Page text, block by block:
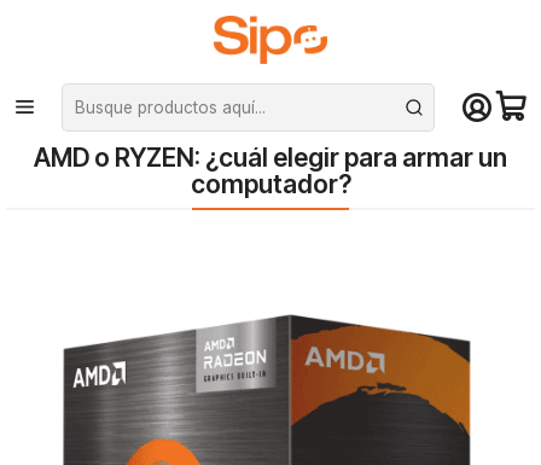
¡Compra hasta mediodía y recibe hoy! De lunes a sábado en el gran
Santiago. Envío gratis desde $29.990
Blog AMD o RYZEN: ¿cuál elegir para armar un computador?
AMD o RYZEN: ¿cuál elegir para armar un
computador?